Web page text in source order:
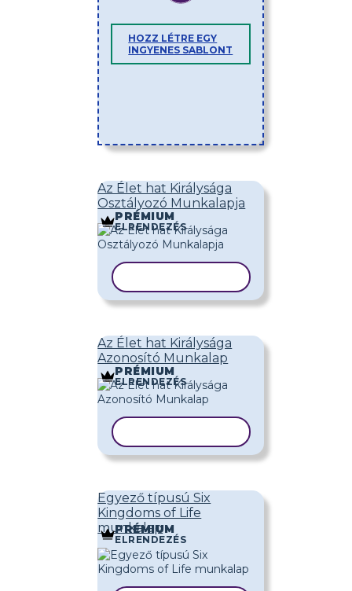
HOZZ LÉTRE EGY
INGYENES SABLONT
Az Élet hat Királysága
Osztályozó Munkalapja
PRÉMIUM
ELRENDEZÉS
Az Élet hat Királysága
Azonosító Munkalap
PRÉMIUM
ELRENDEZÉS
Egyező típusú Six
Kingdoms of Life
munkalap
PRÉMIUM
ELRENDEZÉS